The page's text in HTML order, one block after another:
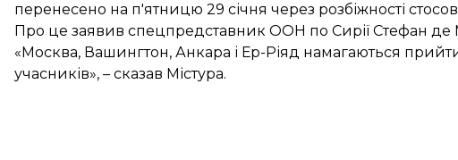
перенесено на п'ятницю 29 січня через розбіжності
Про це заявив спецпредставник ООН по Сирії Стефан де
«Москва, Вашингтон, Анкара і Ер-Ріяд намагаються
учасників», – сказав Містура.